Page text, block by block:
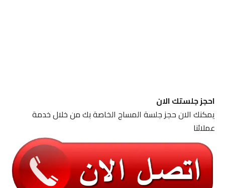
احجز جلستك الان
يمكنك الان حجز جلسة المساج الخاصة بك من خلال خدمة
عملائنا